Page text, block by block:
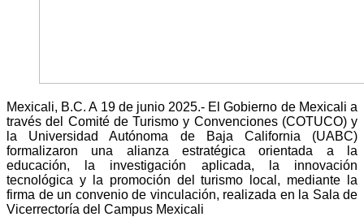
Mexicali, B.C. A 19 de junio 2025.- El Gobierno de Mexicali a
través del Comité de Turismo y Convenciones (COTUCO) y
la Universidad Autónoma de Baja California (UABC)
formalizaron una alianza estratégica orientada a la
educación, la investigación aplicada, la innovación
tecnológica y la promoción del turismo local, mediante la
firma de un convenio de vinculación, realizada en la Sala de
Vicerrectoría del Campus Mexicali